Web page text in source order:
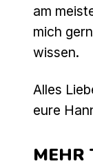
am
mich
wissen.
Alles
eure
MEHR